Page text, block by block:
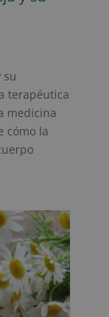
su
terapéutica
medicina
cómo la